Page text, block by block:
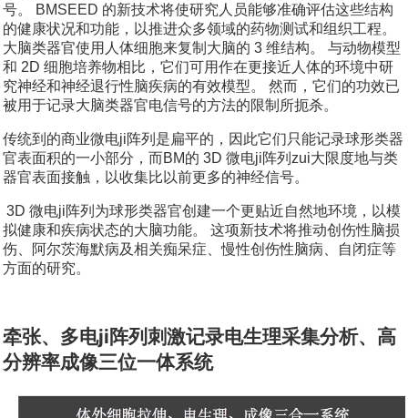
号。 BMSEED 的新技术将使研究人员能够准确评估这些结构
的健康状况和功能，以推进众多领域的药物测试和组织工程。
大脑类器官使用人体细胞来复制大脑的 3 维结构。 与动物模型
和 2D 细胞培养物相比，它们可用作在更接近人体的环境中研
究神经和神经退行性脑疾病的有效模型。 然而，它们的功效已
被用于记录大脑类器官电信号的方法的限制所扼杀。
传统到的商业微电ji阵列是扁平的，因此它们只能记录球形类器
官表面积的一小部分，而BM的 3D 微电ji阵列zui大限度地与类
器官表面接触，以收集比以前更多的神经信号。
3D 微电ji阵列为球形类器官创建一个更贴近自然地环境，以模
拟健康和疾病状态的大脑功能。 这项新技术将推动创伤性脑损
伤、阿尔茨海默病及相关痴呆症、慢性创伤性脑病、自闭症等
方面的研究。
牵张、多电ji阵列刺激记录电生理采集分析、高
分辨率成像三位一体系统